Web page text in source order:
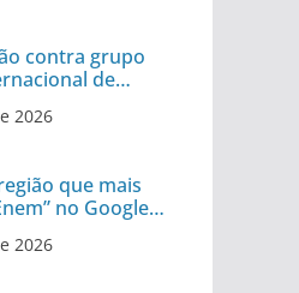
contra grupo
de
2026
que mais
no Google
2026